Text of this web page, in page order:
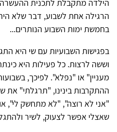
הילדה מתקבלת לתכנית ההעשרה
הרגילה אחת לשבוע, דבר שלא
בחמשת ימות השבוע הנותרים...
בפגישות השבועיות עם שי היא
וששה לרצות. כל פעילות היא
מעניין" או "נפלא". לפיכך,
ההתקרבות בינינו, "תרגלתי" את
"אני לא רוצה", "לא מתחשק לי",
שאצלי אפשר לצעוק, לשיר